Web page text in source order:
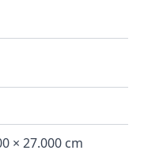
× 27.000 cm